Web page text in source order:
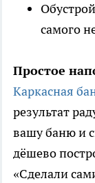
самого
Простое
Каркасная
результат
вашу баню и
дёшево
«Сделали